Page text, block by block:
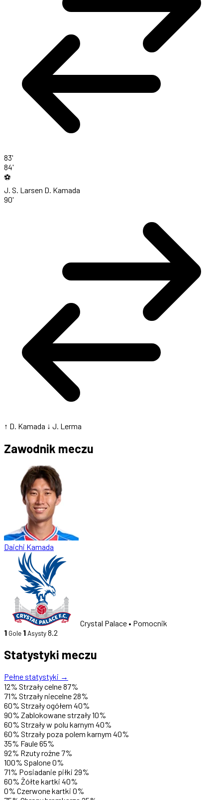
83'
84'
⚽
J. S. Larsen D. Kamada
90'
↑ D. Kamada ↓ J. Lerma
Zawodnik meczu
Daichi Kamada
Crystal Palace • Pomocnik
1 Gole 1Asysty8.2
Statystyki meczu
Pełne statystyki →
12% Strzały celne87%
71% Strzały niecelne28%
60% Strzały ogółem 40%
90% Zablokowane strzały10%
60% Strzały w polu karnym 40%
60% Strzały poza polem karnym 40%
35% Faule65%
92% Rzuty rożne 7%
100% Spalone0%
71% Posiadanie piłki 29%
60% Żółte kartki 40%
0% Czerwone kartki 0%